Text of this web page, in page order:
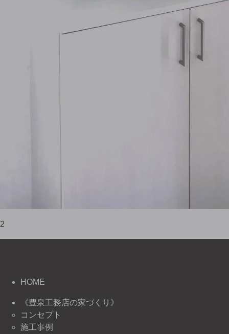
2
HOME
《豊泉工務店の家づくり》
コンセプト
施工事例